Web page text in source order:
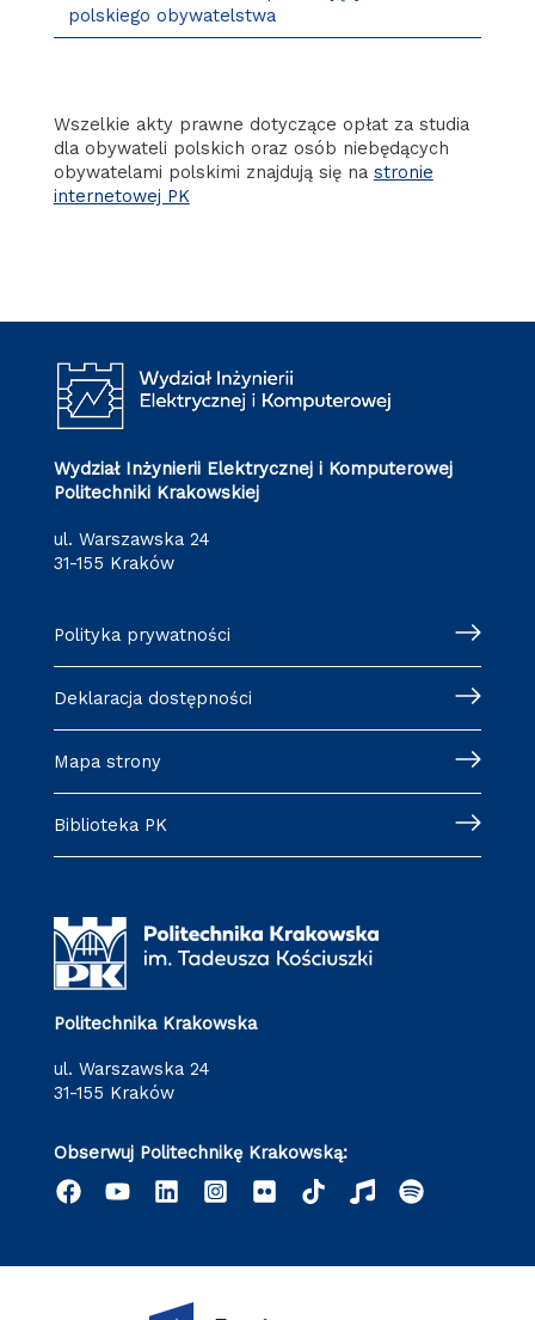
polskiego obywatelstwa
Wszelkie akty prawne dotyczące opłat za studia
dla obywateli polskich oraz osób niebędących
obywatelami polskimi znajdują się na stronie
internetowej PK
Wydział Inżynierii Elektrycznej i Komputerowej
Politechniki Krakowskiej
ul. Warszawska 24
31-155 Kraków
Polityka prywatności
Deklaracja dostępności
Mapa strony
Biblioteka PK
Politechnika Krakowska
ul. Warszawska 24
31-155 Kraków
Obserwuj Politechnikę Krakowską: